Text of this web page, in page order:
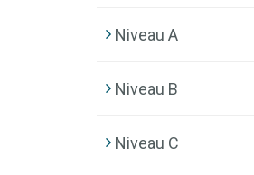
Niveau A
Niveau B
Niveau C